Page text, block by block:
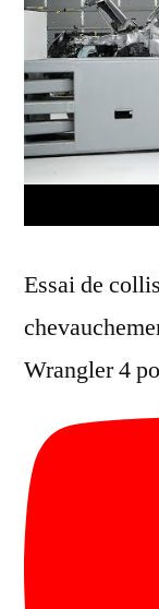
Essai de
Wrangler 4